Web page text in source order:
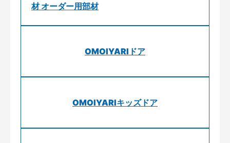
材 オーダー用部材
OMOIYARIドア
OMOIYARIキッズドア